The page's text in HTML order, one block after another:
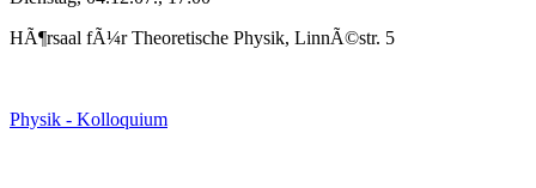
HÃ¶rsaal fÃ¼r Theoretische Physik, LinnÃ©str. 5
Physik - Kolloquium